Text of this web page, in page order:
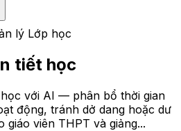
lý Lớp học
tiết học
với AI — phân bổ thời gian
động, tránh dở dang hoặc dư
giáo viên THPT và giảng...